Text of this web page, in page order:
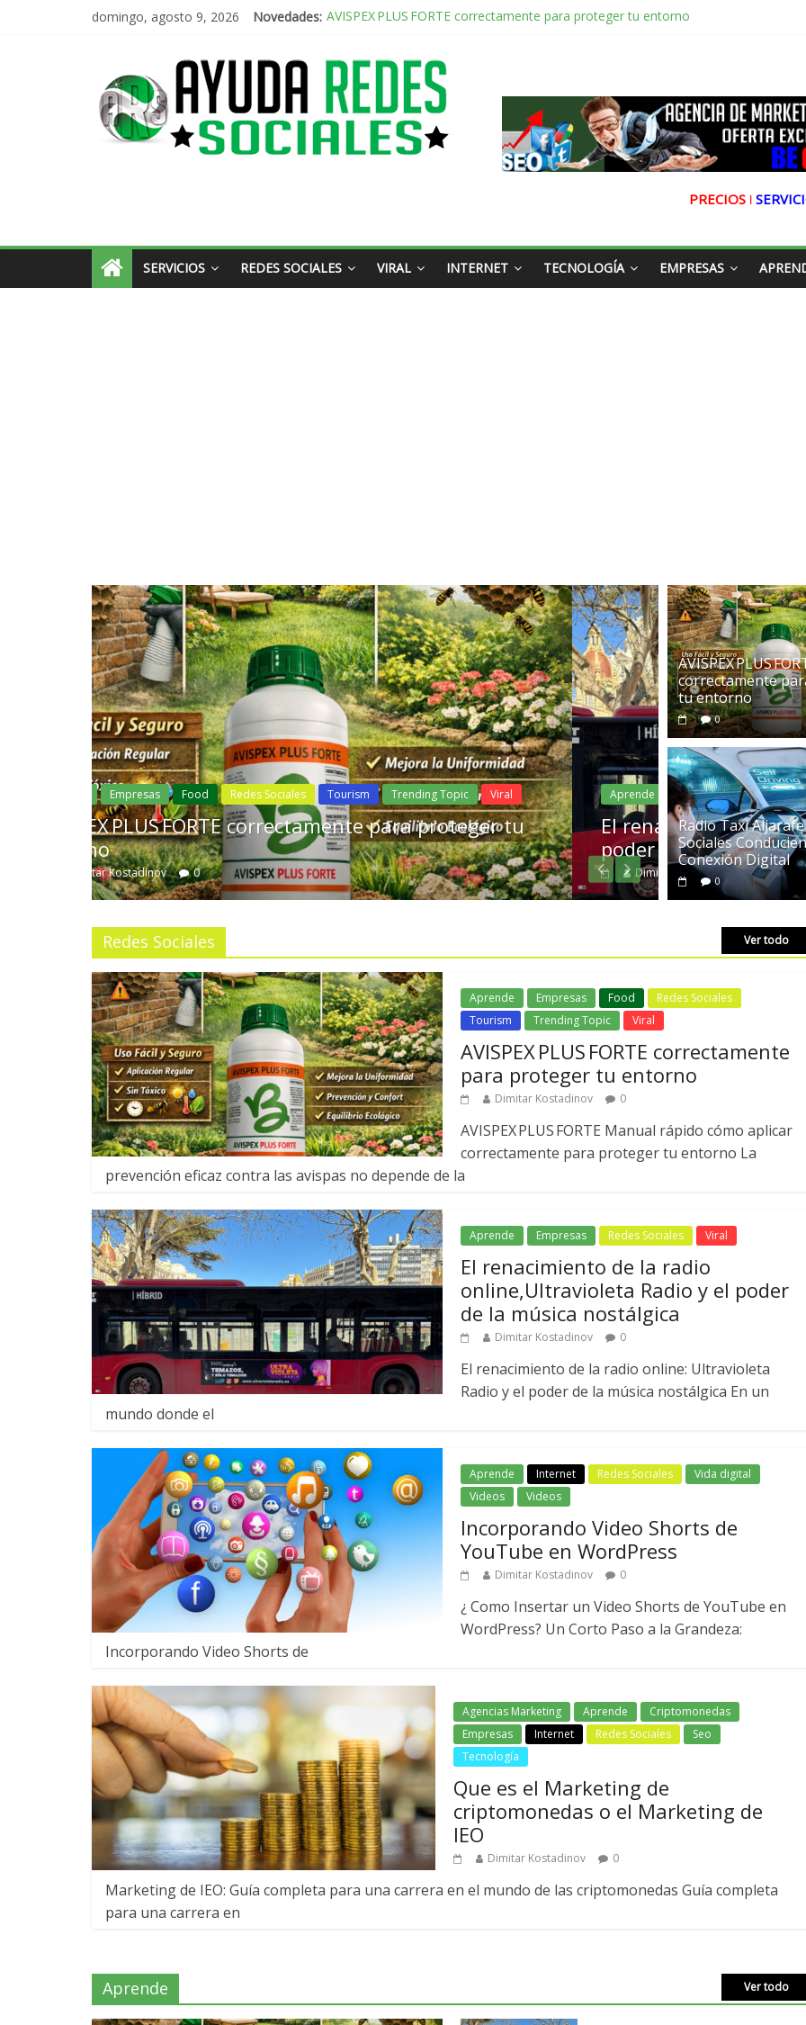
domingo, agosto 9, 2026 Novedades: El renacimiento de la radio online,Ultravioleta Radio y el poder de la música
Radio Taxi Aljarafe y Redes Sociales Conduciendo hacia la Conexión Digital
Radio Taxi Aljarafe tel 653404040 el Servicio Esencial de Movilidad en Aljarafe
AVISPEX PLUS FORTE correctamente para proteger tu entorno
PRECIOS ǀ
SERVICIOS REDES SOCIALES VIRAL INTERNET TECNOLOGÍA EMPRESAS
Aprende Empresas Redes Sociales Viral
El renacimiento de la radio online,Ultravioleta Radio y el
poder de la música nostálgica
Dimitar Kostadinov 0
Aprende
Radio Taxi
la Conexión
Dimitar
AVISPEX PLUS
correctamente
tu entorno
0
Radio Taxi
Sociales
Conexión Digital
0
Redes Sociales Ver todo
Aprende Empresas Food
Redes Sociales
Tourism
Trending Topic Viral
AVISPEX PLUS FORTE correctamente
para proteger tu entorno
Dimitar Kostadinov 0
AVISPEX PLUS FORTE Manual rápido cómo aplicar
correctamente para proteger tu entorno La
prevención eficaz contra las avispas no depende de la
Aprende Empresas Redes Sociales Viral
El renacimiento de la radio
online,Ultravioleta Radio y el poder
de la música nostálgica
Dimitar Kostadinov 0
El renacimiento de la radio online: Ultravioleta
Radio y el poder de la música nostálgica En un
mundo donde el
Aprende Internet Redes Sociales
Vida digital
Videos
Videos
Incorporando Video Shorts de
YouTube en WordPress
Dimitar Kostadinov 0
¿ Como Insertar un Video Shorts de YouTube en
WordPress? Un Corto Paso a la Grandeza:
Incorporando Video Shorts de
Agencias Marketing Aprende
Criptomonedas
Empresas
Internet Redes Sociales
Seo
Tecnología
Que es el Marketing de
criptomonedas o el Marketing de
IEO
Dimitar Kostadinov 0
Marketing de IEO: Guía completa para una carrera en el mundo de las criptomonedas Guía completa
para una carrera en
Aprende Ver todo